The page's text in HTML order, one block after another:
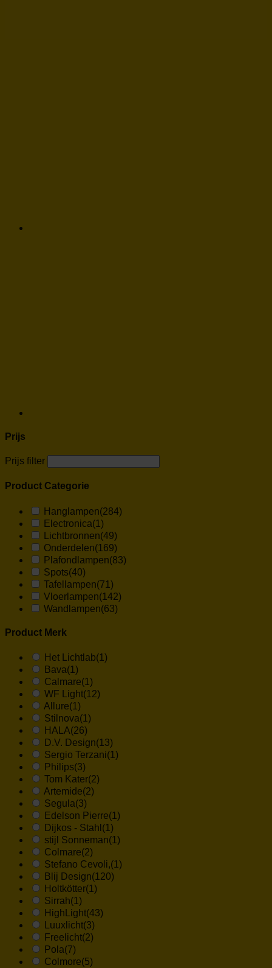
Prijs
Prijs filter
Product Categorie
Hanglampen(284)
Electronica(1)
Lichtbronnen(49)
Onderdelen(169)
Plafondlampen(83)
Spots(40)
Tafellampen(71)
Vloerlampen(142)
Wandlampen(63)
Product Merk
Het Lichtlab(1)
Bava(1)
Calmare(1)
WF Light(12)
Allure(1)
Stilnova(1)
HALA(26)
D.V. Design(13)
Sergio Terzani(1)
Philips(3)
Tom Kater(2)
Artemide(2)
Segula(3)
Edelson Pierre(1)
Dijkos - Stahl (1)
stijl Sonneman(1)
Colmare(2)
Stefano Cevoli,(1)
Blij Design(120)
Holtkötter(1)
Sirrah(1)
HighLight(43)
Luuxlicht(3)
Freelicht(2)
Pola(7)
Colmore(5)